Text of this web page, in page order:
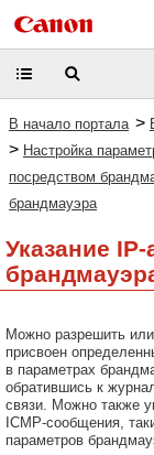
В начало портала >
> Настройка
посредством
брандмауэра
Указание
Можно разрешить
присвоен
в параметрах
обратившись к
связи. Можно также
ICMP-сообщения,
параметров